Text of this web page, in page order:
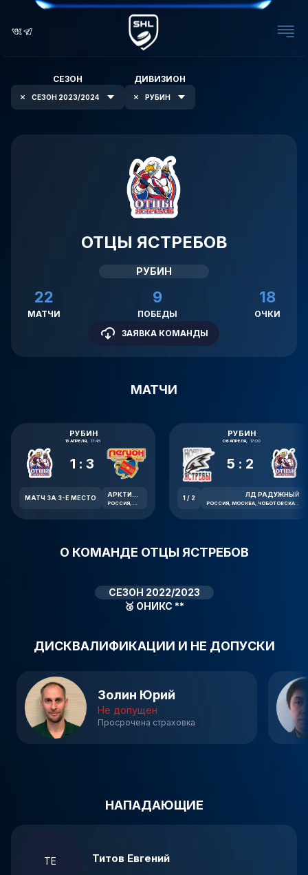
СЕЗОН
СЕЗОН 2023/2024
ДИВИЗИОН
РУБИН
ОТЦЫ ЯСТРЕБОВ
РУБИН
22
МАТЧИ
9
ПОБЕДЫ
18
ОЧКИ
ЗАЯВКА КОМАНДЫ
МАТЧИ
РУБИН
13 АПРЕЛЯ, 17:45
1:3
МАТЧ ЗА 3-Е МЕСТО
РУБИН
06 АПРЕЛЯ, 17:00
5:2
1 / 2 ЛД РАДУЖНЫЙ
О КОМАНДЕ ОТЦЫ ЯСТРЕБОВ
СЕЗОН 2022/2023
🥉 ОНИКС **
ДИСКВАЛИФИКАЦИИ И НЕ ДОПУСКИ
Золин Юрий
Не допущен
Просрочена страховка
НАПАДАЮЩИЕ
ТЕ Титов Евгений